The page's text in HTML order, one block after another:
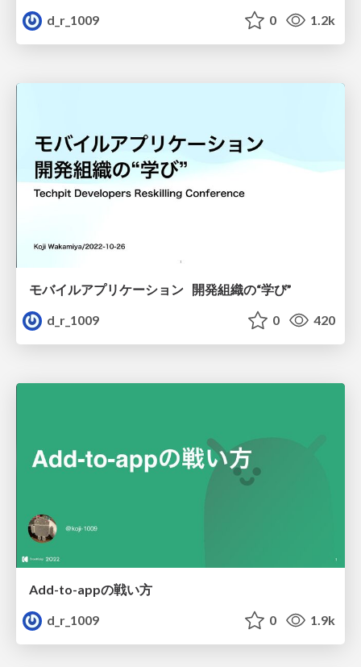
d_r_1009
0 1.2k
モバイルアプリケーション 開発組織の“学び”
d_r_1009
0 420
Add-to-appの戦い方
d_r_1009
0 1.9k